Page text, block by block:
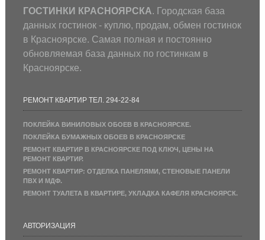
ГОСТИНКИ КРАСНОЯРСКА. Городская база
данных гостинок - куплю, продам, обмен гостинок
в Красноярске. Самая полная и постоянно
обновляемая база данных по гостинкам в
Красноярске.
РЕМОНТ КВАРТИР ТЕЛ. 294-22-84
ПОКЛЕЙКА ВИНИЛОВЫХ ОБОЕВ В КРАСНОЯРСКЕ.
ПОКЛЕЙКА БУМАЖНЫХ ОБОЕВ В КРАСНОЯРСКЕ
РЕМОНТ КВАРТИР В КРАСНОЯРСКЕ ПОД КЛЮЧ, ЦЕНЫ НА
РЕМОНТ КВАРТИР.
РЕМОНТ КВАРТИР: ОТДЕЛКА ПАНЕЛЯМИ, СТЕНОВЫЕ ПАНЕЛИ
ПВХ И МДФ.
РЕМОНТ ТУАЛЕТА В КВАРТИРЕ, УКЛАДКА КАФЕЛЯ КРАСНОЯРСК.
АВТОРИЗАЦИЯ